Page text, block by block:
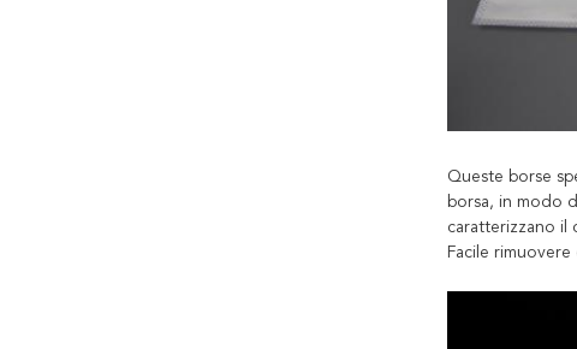
Queste borse
borsa, in modo
caratterizzano il
Facile